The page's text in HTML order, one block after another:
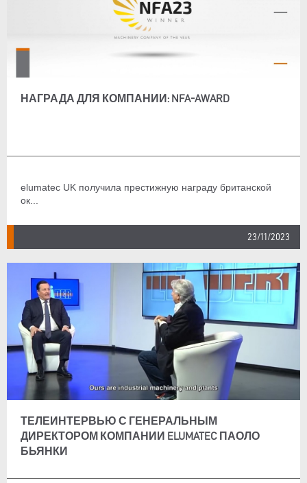
НАГРАДА ДЛЯ КОМПАНИИ: NFA-AWARD
elumatec UK получила престижную награду британской
ок...
23/11/2023
ТЕЛЕИНТЕРВЬЮ С ГЕНЕРАЛЬНЫМ
ДИРЕКТОРОМ КОМПАНИИ ELUMATEC ПАОЛО
БЬЯНКИ